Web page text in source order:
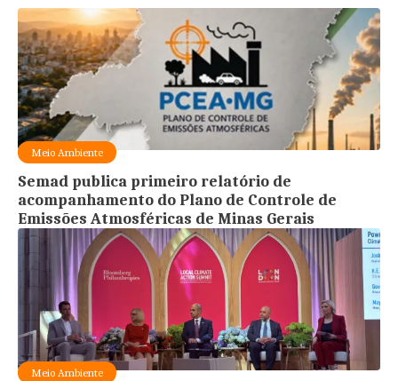
Meio Ambiente
Semad publica primeiro relatório de
acompanhamento do Plano de Controle de
Emissões Atmosféricas de Minas Gerais
Meio Ambiente